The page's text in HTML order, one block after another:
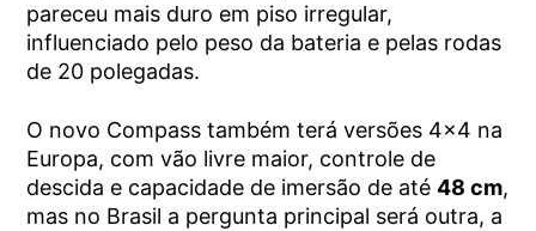
pareceu mais duro em piso irregular,
influenciado pelo peso da bateria e pelas rodas
de 20 polegadas.
O novo Compass também terá versões 4×4 na
Europa, com vão livre maior, controle de
descida e capacidade de imersão de até48 cm,
mas no Brasil a pergunta principal será outra, a